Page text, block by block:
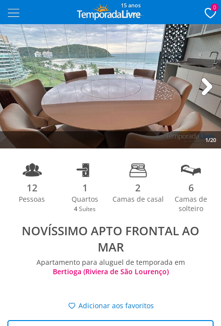
15 anos 0
1/20
Next
12
Pessoas
1
Quartos
4 Suítes
2
Camas de casal
6
Camas de
solteiro
NOVÍSSIMO APTO FRONTAL AO
MAR
Apartamento para aluguel de temporada em
Bertioga (Riviera de São Lourenço)
Adicionar aos favoritos